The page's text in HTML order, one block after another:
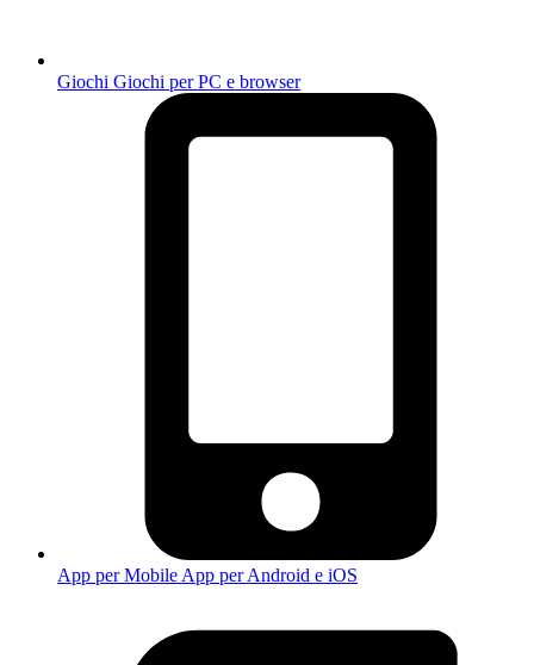
Giochi Giochi per PC e browser
App per Mobile App per Android e iOS